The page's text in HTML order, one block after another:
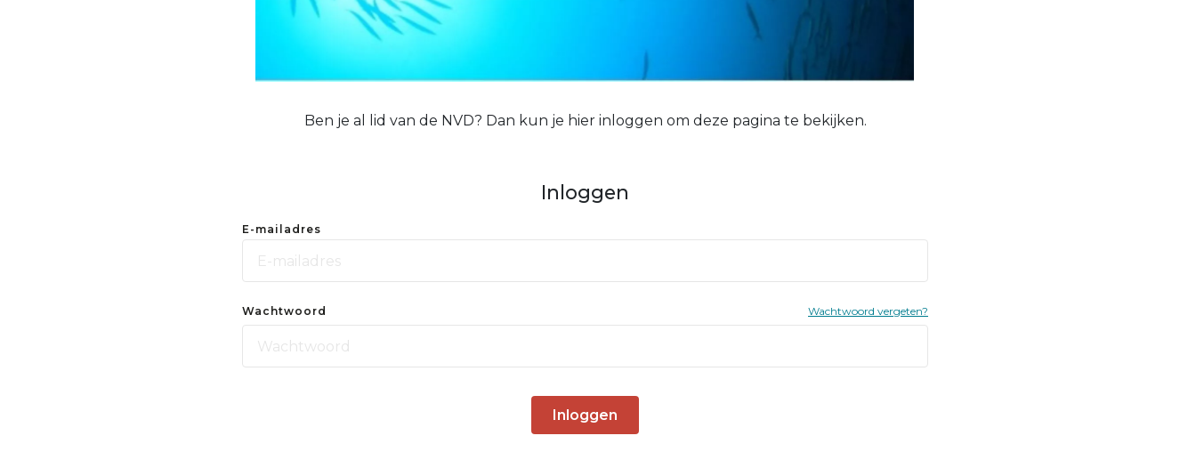
Ben je al lid van de NVD? Dan kun je hier inloggen om deze pagina te bekijken.
Inloggen
E-mailadres
Wachtwoord Wachtwoord vergeten?
Inloggen